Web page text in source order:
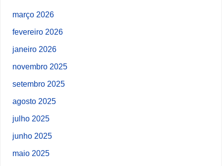
março 2026
fevereiro 2026
janeiro 2026
novembro 2025
setembro 2025
agosto 2025
julho 2025
junho 2025
maio 2025